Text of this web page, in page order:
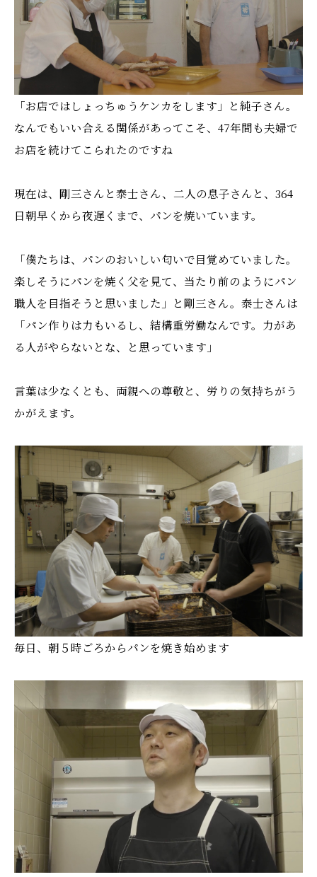
「お店ではしょっちゅうケンカをします」と純子さん。
なんでもいい合える関係があってこそ、47年間も夫婦で
お店を続けてこられたのですね
現在は、剛三さんと泰士さん、二人の息子さんと、364
日朝早くから夜遅くまで、パンを焼いています。
「僕たちは、パンのおいしい匂いで目覚めていました。
楽しそうにパンを焼く父を見て、当たり前のようにパン
職人を目指そうと思いました」と剛三さん。泰士さんは
「パン作りは力もいるし、結構重労働なんです。力があ
る人がやらないとな、と思っています」
言葉は少なくとも、両親への尊敬と、労りの気持ちがう
かがえます。
毎日、朝５時ごろからパンを焼き始めます